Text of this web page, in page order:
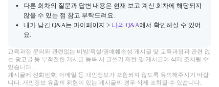
다른 회차의 질문과 답변 내용은 현재 보고 계신 회차에 해당되지
않을 수 있는 점 참고 부탁드려요.
내가 남긴 Q&A는 마이페이지 > 나의 Q&A에서 확인하실 수 있어
요.
교육과정 문의와 관련없는 비방/욕설/명예훼손성 게시글 및 교육과정과 관련 없
는 광고글 등 부적절한 게시글 등록 시 글쓰기 제한 및 게시글이 삭제 조치될 수
있습니다.
게시글에 전화번호, 이메일 등 개인정보가 포함되지 않도록 유의해주시기 바랍
니다. 개인정보 유출의 위험이 있는 게시글의 경우 삭제 조치될 수 있습니다.